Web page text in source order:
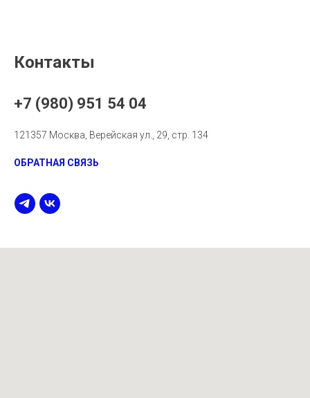
Контакты
+7 (980) 951 54 04
121357 Москва, Верейская ул., 29, стр. 134
ОБРАТНАЯ СВЯЗЬ